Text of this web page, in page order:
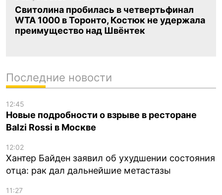
Свитолина пробилась в четвертьфинал
WTA 1000 в Торонто, Костюк не удержала
преимущество над Швёнтек
Последние новости
12:45
Новые подробности о взрыве в ресторане
Balzi Rossi в Москве
12:02
Хантер Байден заявил об ухудшении состояния
отца: рак дал дальнейшие метастазы
11:27